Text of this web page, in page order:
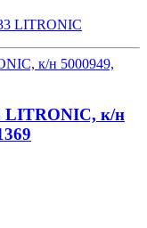
LITRONIC
LITRONIC, к/н